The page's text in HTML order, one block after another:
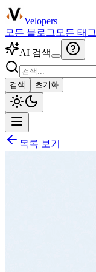
Velopers
모든 블로그 모든 태그
AI 검색
검색 초기화
목록 보기